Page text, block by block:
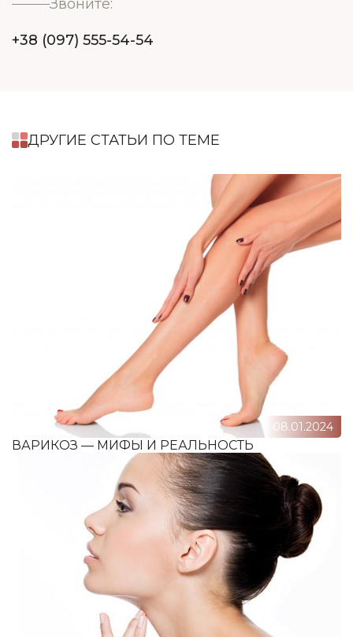
Звоните:
+38 (097) 555-54-54
ДРУГИЕ СТАТЬИ ПО ТЕМЕ
08.01.2024
ВАРИКОЗ — МИФЫ И РЕАЛЬНОСТЬ